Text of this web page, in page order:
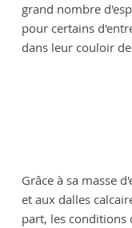
grand nombre
pour certains
dans leur couloir
Grâce à sa masse
et aux dalles
part, les conditions